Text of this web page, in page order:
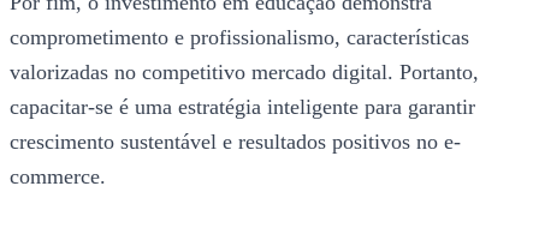
comprometimento e profissionalismo, características
valorizadas no competitivo mercado digital. Portanto,
capacitar-se é uma estratégia inteligente para garantir
crescimento sustentável e resultados positivos no e-
commerce.